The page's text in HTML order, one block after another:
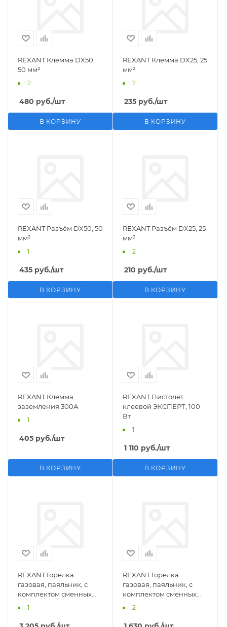
REXANT Клемма DX50,
50 мм²
: 2
480 руб./шт
В КОРЗИНУ
REXANT Клемма DX25, 25
мм²
: 2
235 руб./шт
В КОРЗИНУ
REXANT Разъём DX50, 50
мм²
: 1
435 руб./шт
В КОРЗИНУ
REXANT Разъём DX25, 25
мм²
: 2
210 руб./шт
В КОРЗИНУ
REXANT Клемма
заземления 300А
: 1
405 руб./шт
В КОРЗИНУ
REXANT Пистолет
клеевой ЭКСПЕРТ, 100
Вт
: 1
1 110 руб./шт
В КОРЗИНУ
REXANT Горелка
газовая, паяльник, с
комплектом сменных
насадок, 11 предметов
: 1
REXANT Горелка
газовая, паяльник, с
комплектом сменных
насадок, 3 предмета
: 2